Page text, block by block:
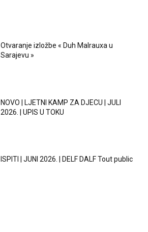
Otvaranje izložbe « Duh Malrauxa u
Sarajevu »
NOVO | LJETNI KAMP ZA DJECU | JULI
2026. | UPIS U TOKU
ISPITI | JUNI 2026. | DELF DALF Tout public